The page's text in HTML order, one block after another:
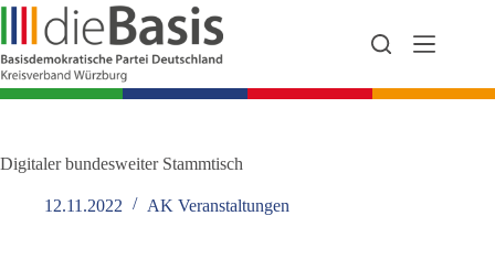
Zum
springen
Digitaler bundesweiter Stammtisch
12.11.2022 AK Veranstaltungen